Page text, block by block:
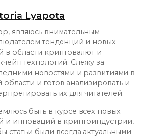
Lyapota
являюсь внимательным
тенденций и новых
в области криптовалют и
технологий. Слежу за
новостями и развитиями в
области и готов анализировать и
их для читателей.
быть в курсе всех новых
и инноваций в криптоиндустрии,
статьи были всегда актуальными